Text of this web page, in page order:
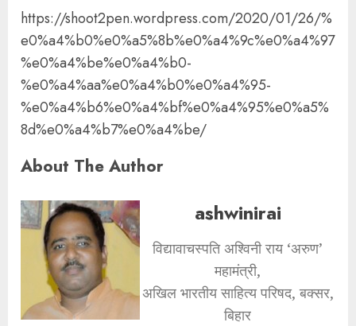
https://shoot2pen.wordpress.com/2020/01/26/%
e0%a4%b0%e0%a5%8b%e0%a4%9c%e0%a4%97
%e0%a4%be%e0%a4%b0-
%e0%a4%aa%e0%a4%b0%e0%a4%95-
%e0%a4%b6%e0%a4%bf%e0%a4%95%e0%a5%
8d%e0%a4%b7%e0%a4%be/
About The Author
ashwinirai
विद्यावाचस्पति अश्विनी राय ‘अरुण’
महामंत्री,
अखिल भारतीय साहित्य परिषद, बक्सर,
बिहार